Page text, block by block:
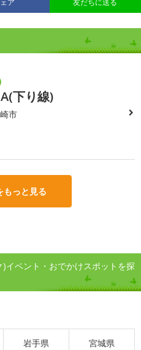
ア 友だちに送る
下り線)
市
もっと見る
イベント・おでかけスポットを探
岩手県 宮城県